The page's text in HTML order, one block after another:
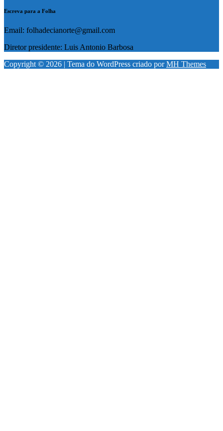
Escreva para a Folha
Email: folhadecianorte@gmail.com
Diretor presidente: Luis Antonio Barbosa
Copyright © 2026 | Tema do WordPress criado porMH Themes